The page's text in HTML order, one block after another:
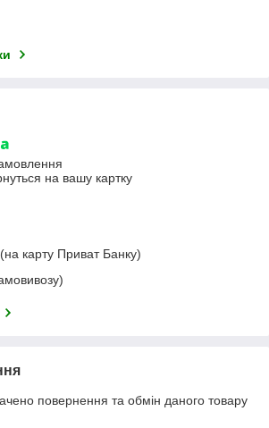
на вашу картку
карту Приват Банку)
повернення та обмін даного товару